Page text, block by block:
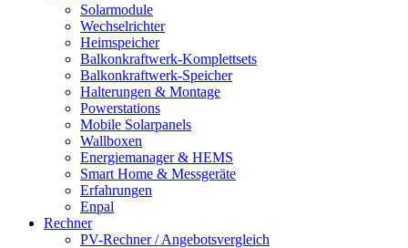
Solarmodule
Wechselrichter
Heimspeicher
Balkonkraftwerk-Komplettsets
Balkonkraftwerk-Speicher
Halterungen & Montage
Powerstations
Mobile Solarpanels
Wallboxen
Energiemanager & HEMS
Smart Home & Messgeräte
Erfahrungen
Enpal
Rechner
PV-Rechner / Angebotsvergleich